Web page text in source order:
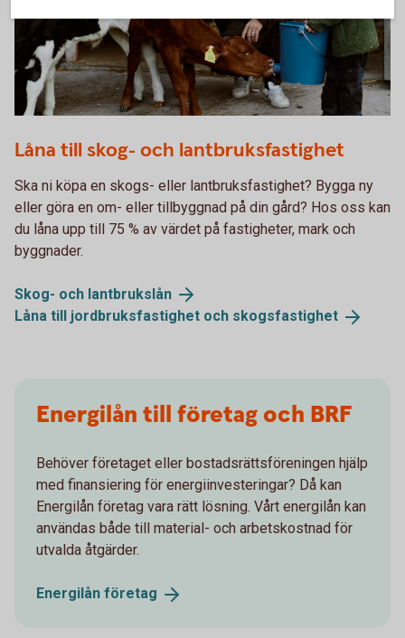
Låna till skog- och lantbruksfastighet
Ska ni köpa en skogs- eller lantbruksfastighet? Bygga ny
eller göra en om- eller tillbyggnad på din gård? Hos oss kan
du låna upp till 75 % av värdet på fastigheter, mark och
byggnader.
Skog- och lantbrukslån
Låna till jordbruksfastighet och skogsfastighet
Energilån till företag och BRF
Behöver företaget eller bostadsrättsföreningen hjälp
med finansiering för energiinvesteringar? Då kan
Energilån företag vara rätt lösning. Vårt energilån kan
användas både till material- och arbetskostnad för
utvalda åtgärder.
Energilån företag